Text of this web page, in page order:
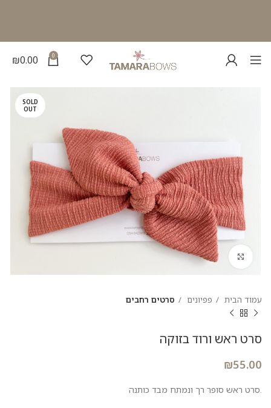
0
₪0.00
SOLD
OUT
להגדלת התמונה
עמוד הבית פפיונים סרטים רחבים
סרט ראש ורוד בזוקה
₪55.00
.סרט ראש סופר רך ונמתח מבד כותנה